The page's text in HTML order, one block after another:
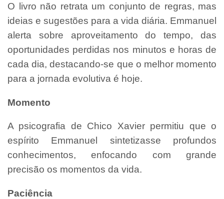
O livro não retrata um conjunto de regras, mas
ideias e sugestões para a vida diária. Emmanuel
alerta sobre aproveitamento do tempo, das
oportunidades perdidas nos minutos e horas de
cada dia, destacando-se que o melhor momento
para a jornada evolutiva é hoje.
Momento
A psicografia de Chico Xavier permitiu que o
espírito Emmanuel sintetizasse profundos
conhecimentos, enfocando com grande
precisão os momentos da vida.
Paciência